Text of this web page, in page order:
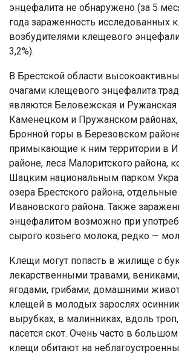
энцефалита не обнаружено (за 5
года зараженность исследованных
возбудителями клещевого
3,2%).
В Брестской области
очагами клещевого энцефалита
являются Беловежская и
Каменецком и Пружанском
Бронной горы в Березовском
примыкающие к ним территории в
районе, леса Малоритского района,
Шацким национальным парком
озера Брестского района,
Ивановского района. Также
энцефалитом возможно при
сырого козьего молока, редко —
Клещи могут попасть в жилище с
лекарственными травами,
ягодами, грибами, домашними
клещей в молодых зарослях
вырубках, в малинниках, вдоль
пасется скот. Очень часто в
клещи обитают на